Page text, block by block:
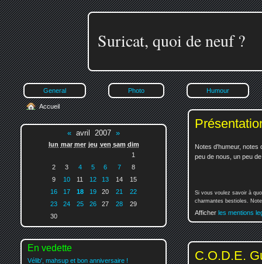
Suricat, quoi de neuf ?
General Photo Humour
Notes d'humeur, notes
peu de nous, un peu
Si vous voulez savoir à
charmantes bestioles.
Afficher les mentions
C.O.D.E.
Accueil
« avril 2007 »
lun mar mer jeu ven sam dim
1
2
3 4 5 6 7
8
9
10 11 12 13 14
15
16
17 18 19 20 21
22
23
24 25 26 27 28
29
30
En vedette
Vélib', mahsup et bon anniversaire !